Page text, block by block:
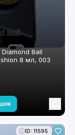
Ball
8 мл, 003
ID: 11595